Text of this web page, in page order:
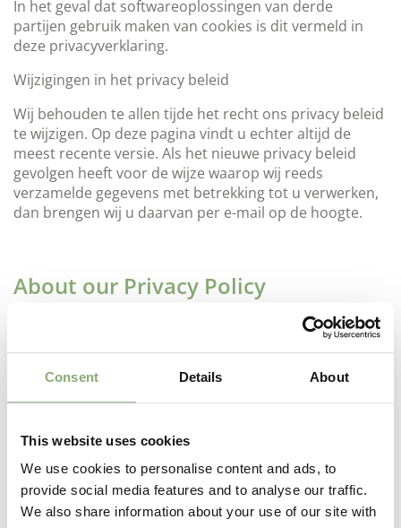
Consent Details About
This website uses cookies
We use cookies to personalise content and ads, to
provide social media features and to analyse our traffic.
We also share information about your use of our site with
In het geval dat softwareoplossingen van derde
partijen gebruik maken van cookies is dit vermeld in
deze privacyverklaring.
Wijzigingen in het privacy beleid
Wij behouden te allen tijde het recht ons privacy beleid
te wijzigen. Op deze pagina vindt u echter altijd de
meest recente versie. Als het nieuwe privacy beleid
gevolgen heeft voor de wijze waarop wij reeds
verzamelde gegevens met betrekking tot u verwerken,
dan brengen wij u daarvan per e-mail op de hoogte.
About our Privacy Policy
Walter Blom plants B.V. takes your privacy very serious.
We therefore only process data that we need for
(improving) our service and carefully deal with the
information we have collected about you and your use
This privacy policy applies to the use of the website and
the services provided by Walter Blom plants B.V. The
effective date for the validity of these conditions is
25/05/2018, with the publication of a new version